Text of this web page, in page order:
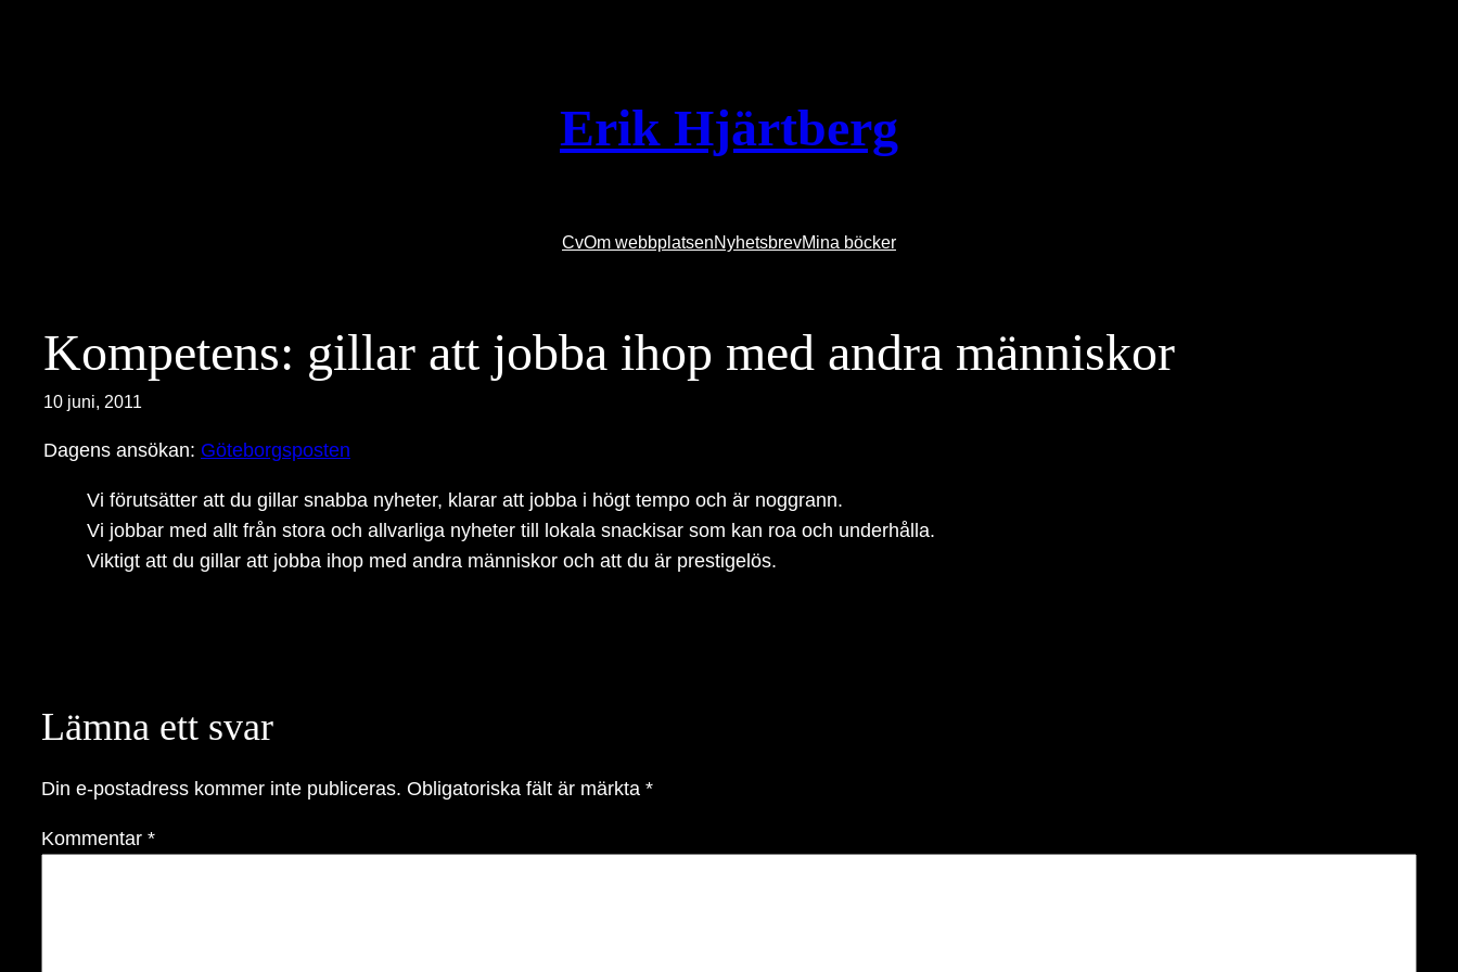
Erik Hjärtberg
CvOm webbplatsenNyhetsbrevMina böcker
Kompetens: gillar att jobba ihop med andra människor
10 juni, 2011
Dagens ansökan: Göteborgsposten
Vi förutsätter att du gillar snabba nyheter, klarar att jobba i högt tempo och är noggrann.
Vi jobbar med allt från stora och allvarliga nyheter till lokala snackisar som kan roa och underhålla.
Viktigt att du gillar att jobba ihop med andra människor och att du är prestigelös.
Lämna ett svar
Din e-postadress kommer inte publiceras. Obligatoriska fält är märkta *
Kommentar *